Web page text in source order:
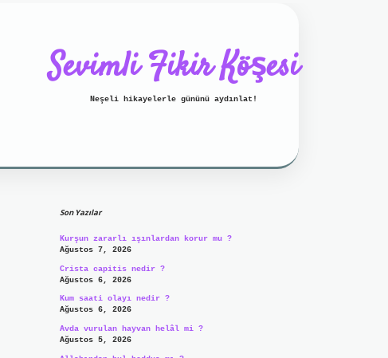
Sevimli Fikir Köşesi
Neşeli hikayelerle gününü aydınlat!
Son Yazılar
Kurşun zararlı ışınlardan korur mu ?
Ağustos 7, 2026
Crista capitis nedir ?
Ağustos 6, 2026
Kum saati olayı nedir ?
Ağustos 6, 2026
Avda vurulan hayvan helâl mi ?
Ağustos 5, 2026